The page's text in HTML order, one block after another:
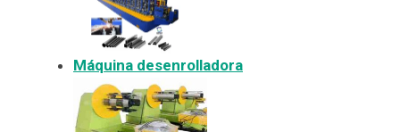
Máquina desenrolladora